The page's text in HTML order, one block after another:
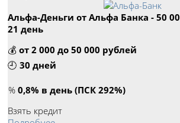
Альфа-Деньги от Альфа Банка - 50
21 день
💰от 2 000 до 50 000 рублей
🕘30 дней
% 0,8% в день (ПСК 292%)
Взять кредит